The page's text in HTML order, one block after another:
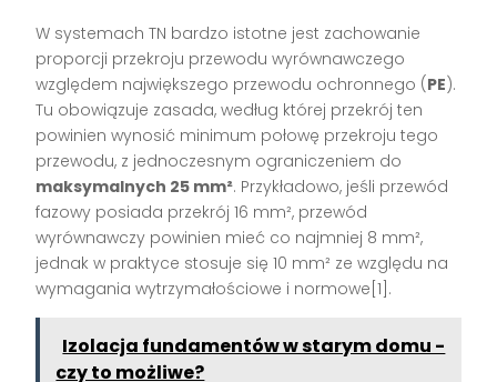
W systemach TN bardzo istotne jest zachowanie
proporcji przekroju przewodu wyrównawczego
względem największego przewodu ochronnego (PE).
Tu obowiązuje zasada, według której przekrój ten
powinien wynosić minimum połowę przekroju tego
przewodu, z jednoczesnym ograniczeniem do
maksymalnych 25 mm². Przykładowo, jeśli przewód
fazowy posiada przekrój 16 mm², przewód
wyrównawczy powinien mieć co najmniej 8 mm²,
jednak w praktyce stosuje się 10 mm² ze względu na
wymagania wytrzymałościowe i normowe[1].
Izolacja fundamentów w starym domu -
czy to możliwe?